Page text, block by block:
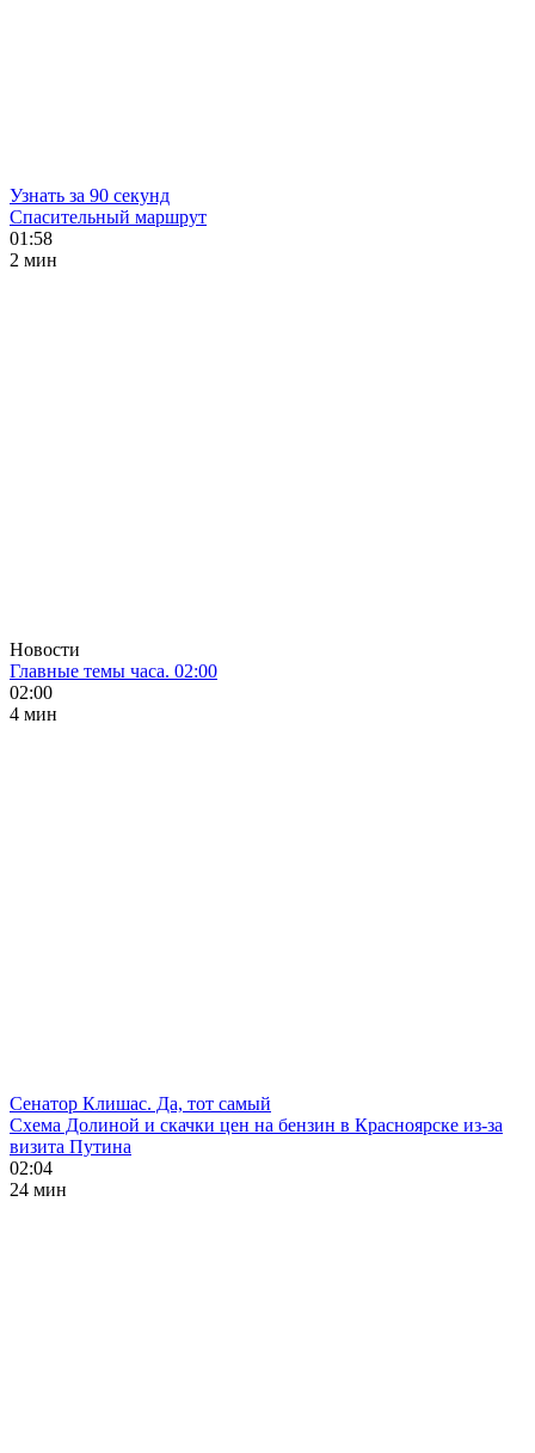
Узнать за 90 секунд
Спасительный маршрут
01:58
2 мин
Новости
Главные темы часа. 02:00
02:00
4 мин
Сенатор Клишас. Да, тот самый
Схема Долиной и скачки цен на бензин в Красноярске из-за
визита Путина
02:04
24 мин